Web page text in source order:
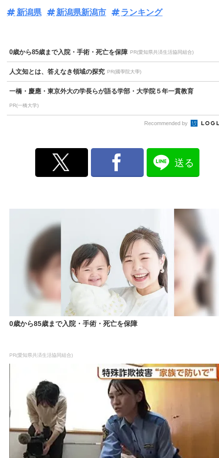
新潟県 新潟県新潟市 ランキング
0歳から85歳まで入院・手術・死亡を保障 PR(愛知県共済生活協同組合)
人文知とは、答えなき領域の探究 PR(國學院大學)
一橋・慶應・東京外大の学長らが語る学部・大学院５年一貫教育
PR(一橋大学)
Recommended by
送る
0歳から85歳まで入院・手術・死亡を保障
PR(愛知県共済生活協同組合)